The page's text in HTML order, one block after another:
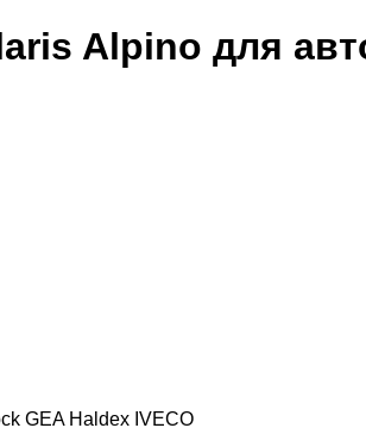
Alpino для
GEA Haldex IVECO